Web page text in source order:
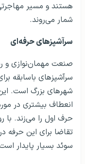
هستند و مسیر
شمار می‌روند.
سرآشپزهای حرفه‌ای
صنعت مهمان‌نوازی و
سرآشپزهای باسابقه
شهرهای بزرگ است.
انعطاف بیشتری در
تقاضا برای این حرفه
سوئد بسیار پایدار